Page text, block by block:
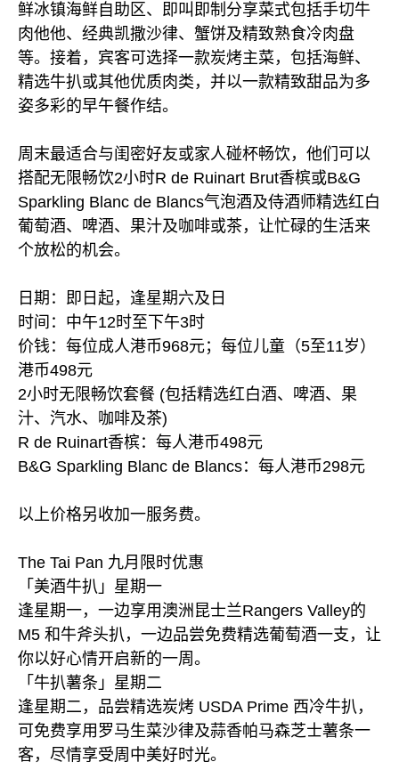
鲜冰镇海鲜自助区、即叫即制分享菜式包括手切牛
肉他他、经典凯撒沙律、蟹饼及精致熟食冷肉盘
等。接着，宾客可选择一款炭烤主菜，包括海鲜、
精选牛扒或其他优质肉类，并以一款精致甜品为多
姿多彩的早午餐作结。
周末最适合与闺密好友或家人碰杯畅饮，他们可以
搭配无限畅饮2小时R de Ruinart Brut香槟或B&G
Sparkling Blanc de Blancs气泡酒及侍酒师精选红白
葡萄酒、啤酒、果汁及咖啡或茶，让忙碌的生活来
个放松的机会。
日期：即日起，逢星期六及日
时间：中午12时至下午3时
价钱：每位成人港币968元；每位儿童（5至11岁）
港币498元
2小时无限畅饮套餐 (包括精选红白酒、啤酒、果
汁、汽水、咖啡及茶)
R de Ruinart香槟：每人港币498元
B&G Sparkling Blanc de Blancs：每人港币298元
以上价格另收加一服务费。
The Tai Pan 九月限时优惠
「美酒牛扒」星期一
逢星期一，一边享用澳洲昆士兰Rangers Valley的
M5 和牛斧头扒，一边品尝免费精选葡萄酒一支，让
你以好心情开启新的一周。
「牛扒薯条」星期二
逢星期二，品尝精选炭烤 USDA Prime 西冷牛扒，
可免费享用罗马生菜沙律及蒜香帕马森芝士薯条一
客，尽情享受周中美好时光。